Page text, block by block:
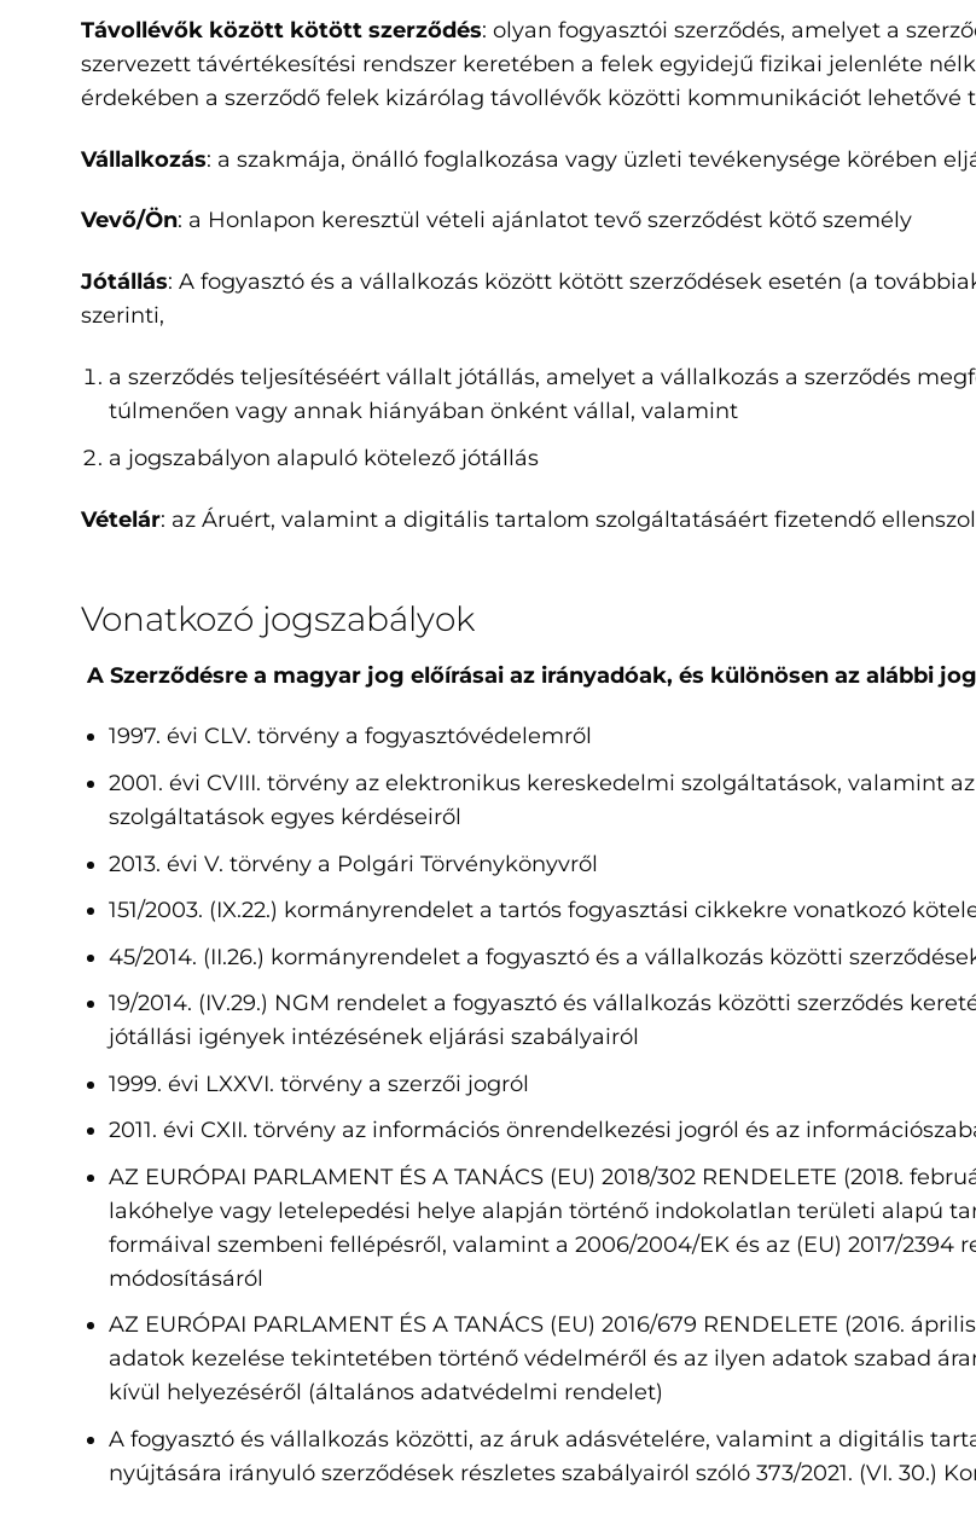
Távollévők között kötött szerződés: olyan fogyasztói szerződés, amelyet a
szervezett távértékesítési rendszer keretében a felek egyidejű fizikai jelenléte
érdekében a szerződő felek kizárólag távollévők közötti kommunikációt lehetővé
Vállalkozás: a szakmája, önálló foglalkozása vagy üzleti tevékenysége körében
Vevő/Ön: a Honlapon keresztül vételi ajánlatot tevő szerződést kötő személy
Jótállás: A fogyasztó és a vállalkozás között kötött szerződések esetén (a
szerinti,
a szerződés teljesítéséért vállalt jótállás, amelyet a vállalkozás a szerződés
túlmenően vagy annak hiányában önként vállal, valamint
a jogszabályon alapuló kötelező jótállás
Vételár: az Áruért, valamint a digitális tartalom szolgáltatásáért fizetendő
Vonatkozó jogszabályok
A Szerződésre a magyar jog előírásai az irányadóak, és különösen az alábbi
1997. évi CLV. törvény a fogyasztóvédelemről
2001. évi CVIII. törvény az elektronikus kereskedelmi szolgáltatások, valamint
szolgáltatások egyes kérdéseiről
2013. évi V. törvény a Polgári Törvénykönyvről
151/2003. (IX.22.) kormányrendelet a tartós fogyasztási cikkekre vonatkozó
45/2014. (II.26.) kormányrendelet a fogyasztó és a vállalkozás közötti
19/2014. (IV.29.) NGM rendelet a fogyasztó és vállalkozás közötti szerződés
jótállási igények intézésének eljárási szabályairól
1999. évi LXXVI. törvény a szerzői jogról
2011. évi CXII. törvény az információs önrendelkezési jogról és az
AZ EURÓPAI PARLAMENT ÉS A TANÁCS (EU) 2018/302 RENDELETE (2018.
lakóhelye vagy letelepedési helye alapján történő indokolatlan területi alapú
formáival szembeni fellépésről, valamint a 2006/2004/EK és az (EU) 2017/2394
módosításáról
AZ EURÓPAI PARLAMENT ÉS A TANÁCS (EU) 2016/679 RENDELETE (2016.
adatok kezelése tekintetében történő védelméről és az ilyen adatok szabad
kívül helyezéséről (általános adatvédelmi rendelet)
A fogyasztó és vállalkozás közötti, az áruk adásvételére, valamint a digitális
nyújtására irányuló szerződések részletes szabályairól szóló 373/2021. (VI. 30.)